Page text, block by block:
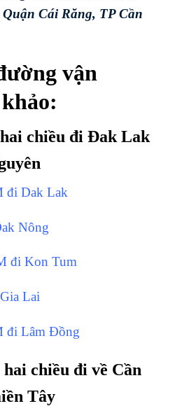
Cái Răng, TP Cần
vận
chiều đi Đak Lak
đi Dak Lak
Nông
đi Kon Tum
Lai
đi Lâm Đồng
chiều đi về Cần
Tây